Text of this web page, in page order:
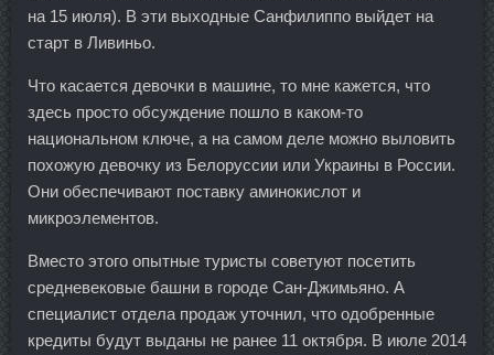
на 15 июля). В эти выходные Санфилиппо выйдет на
старт в Ливиньо.
Что касается девочки в машине, то мне кажется, что
здесь просто обсуждение пошло в каком-то
национальном ключе, а на самом деле можно выловить
похожую девочку из Белоруссии или Украины в России.
Они обеспечивают поставку аминокислот и
микроэлементов.
Вместо этого опытные туристы советуют посетить
средневековые башни в городе Сан-Джимьяно. А
специалист отдела продаж уточнил, что одобренные
кредиты будут выданы не ранее 11 октября. В июле 2014